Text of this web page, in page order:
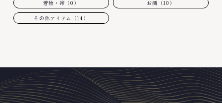
着物・帯（0） お酒（10）
その他アイテム（14）